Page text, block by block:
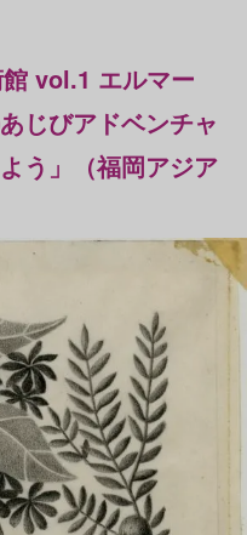
vol.1 エルマー
じびアドベンチャ
う」（福岡アジア